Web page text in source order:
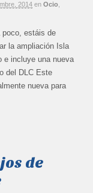
2014 en Ocio
estáis de
la ampliación Isla
e incluye una nueva
del DLC Este
nueva para
de